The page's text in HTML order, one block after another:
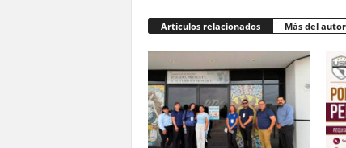
Artículos relacionados Más del autor